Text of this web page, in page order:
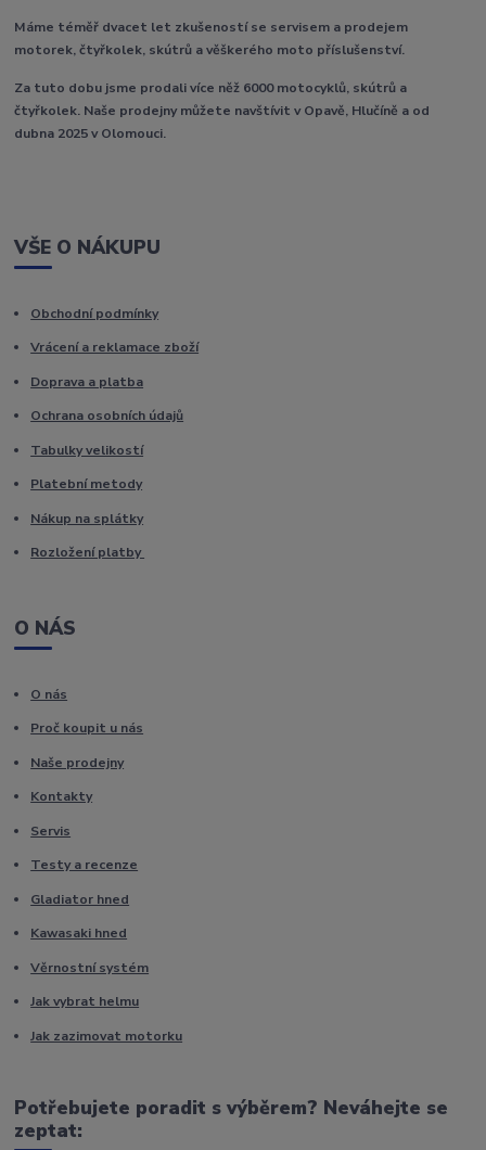
Máme téměř dvacet let zkušeností se servisem a prodejem
motorek, čtyřkolek, skútrů a věškerého moto příslušenství.
Za tuto dobu jsme prodali více něž 6000 motocyklů, skútrů a
čtyřkolek. Naše prodejny můžete navštívit v Opavě, Hlučíně a od
dubna 2025 v Olomouci.
VŠE O NÁKUPU
Obchodní podmínky
Vrácení a reklamace zboží
Doprava a platba
Ochrana osobních údajů
Tabulky velikostí
Platební metody
Nákup na splátky
Rozložení platby
O NÁS
O nás
Proč koupit u nás
Naše prodejny
Kontakty
Servis
Testy a recenze
Gladiator hned
Kawasaki hned
Věrnostní systém
Jak vybrat helmu
Jak zazimovat motorku
Potřebujete poradit s výběrem? Neváhejte se
zeptat: